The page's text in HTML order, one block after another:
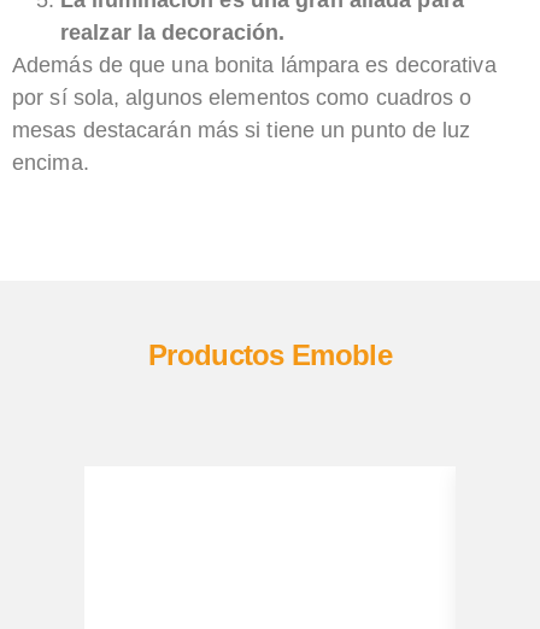
realzar la decoración.
Además de que una bonita lámpara es decorativa
por sí sola, algunos elementos como cuadros o
mesas destacarán más si tiene un punto de luz
encima.
Productos Emoble